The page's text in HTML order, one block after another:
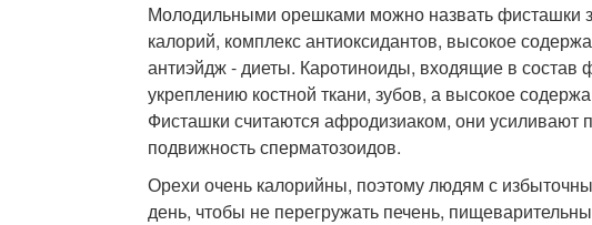
Молодильными орешками можно назвать фисташки
калорий, комплекс антиоксидантов, высокое
антиэйдж - диеты. Каротиноиды, входящие в состав
укреплению костной ткани, зубов, а высокое
Фисташки считаются афродизиаком, они
подвижность сперматозоидов.
Орехи очень калорийны, поэтому людям с
день, чтобы не перегружать печень,